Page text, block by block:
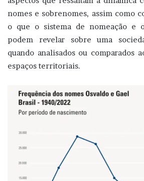
nomes e sobrenomes, assim como
o que o sistema de nomeação e
podem revelar sobre uma
quando analisados ou comparados
espaços territoriais.